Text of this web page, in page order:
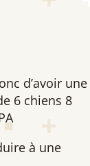
d’avoir une
6 chiens 8
à une